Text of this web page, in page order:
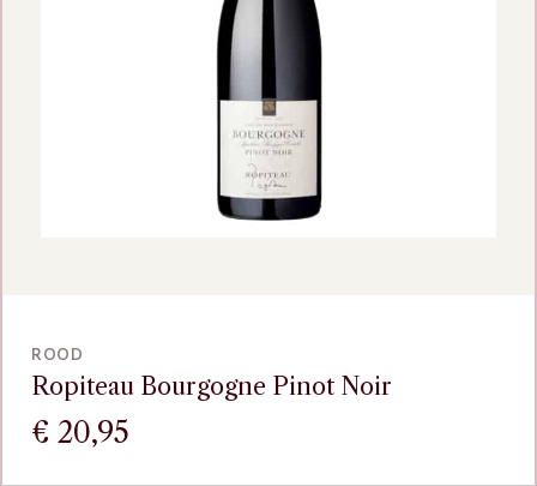
ROOD
Ropiteau Bourgogne Pinot Noir
€ 20,95